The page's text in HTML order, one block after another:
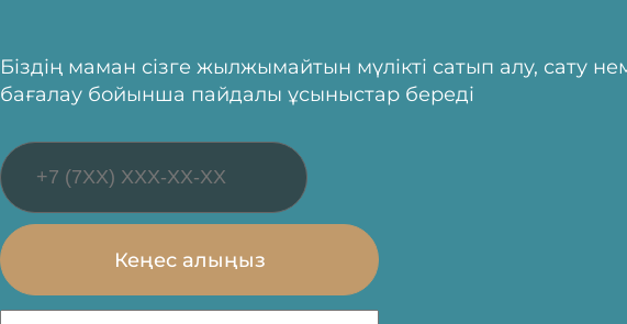
Біздің маман сізге жылжымайтын мүлікті сатып алу, сату
бағалау бойынша пайдалы ұсыныстар береді